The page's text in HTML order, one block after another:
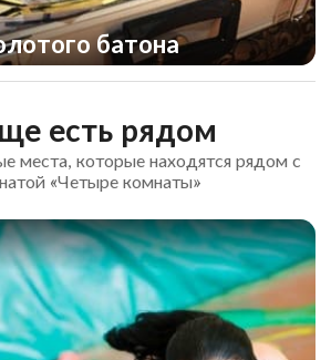
батона
есть рядом
места, которые находятся рядом с
«Четыре комнаты»